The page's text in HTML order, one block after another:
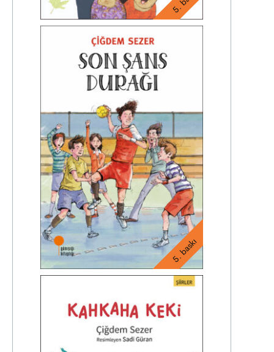
5. baskı